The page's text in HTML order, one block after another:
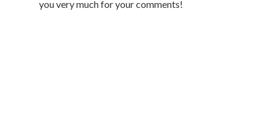
you very much for your comments!